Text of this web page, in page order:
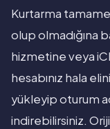
Kurtarma
olup olmadığına
hizmetine veya
hesabınız hala
yükleyip oturum
indirebilirsiniz.